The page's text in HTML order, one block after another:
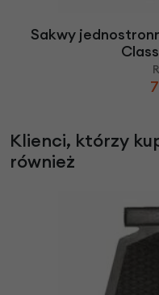
Sakwy
Klienci, którzy
również